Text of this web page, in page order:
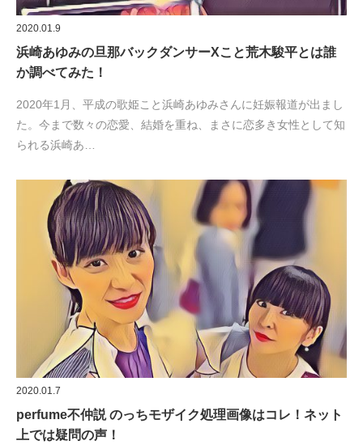
2020.01.9
浜崎あゆみの旦那バックダンサーXこと荒木駿平とは誰
か調べてみた！
2020年1月、平成の歌姫こと浜崎あゆみさんに妊娠報道が出まし
た。今まで数々の恋愛、結婚を重ね、まさに恋多き女性として知
られる浜崎あ…
2020.01.7
perfume不仲説 のっちモザイク処理画像はコレ！ネット
上では疑問の声！